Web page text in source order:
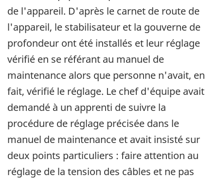
de l'appareil. D'après le carnet de route de
l'appareil, le stabilisateur et la gouverne de
profondeur ont été installés et leur réglage
vérifié en se référant au manuel de
maintenance alors que personne n'avait, en
fait, vérifié le réglage. Le chef d'équipe avait
demandé à un apprenti de suivre la
procédure de réglage précisée dans le
manuel de maintenance et avait insisté sur
deux points particuliers : faire attention au
réglage de la tension des câbles et ne pas